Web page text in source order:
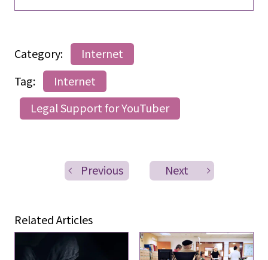
Category:
Internet
Tag:
Internet
Legal Support for YouTuber
Previous Next
Related Articles